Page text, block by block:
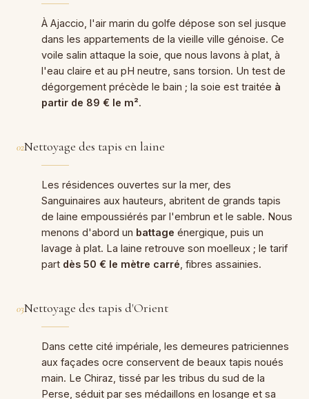
À Ajaccio, l'air marin du golfe dépose son sel jusque
dans les appartements de la vieille ville génoise. Ce
voile salin attaque la soie, que nous lavons à plat, à
l'eau claire et au pH neutre, sans torsion. Un test de
dégorgement précède le bain ; la soie est traitée à
partir de 89 € le m².
02Nettoyage des tapis en laine
Les résidences ouvertes sur la mer, des
Sanguinaires aux hauteurs, abritent de grands tapis
de laine empoussiérés par l'embrun et le sable. Nous
menons d'abord un battage énergique, puis un
lavage à plat. La laine retrouve son moelleux ; le tarif
part dès 50 € le mètre carré , fibres assainies.
03Nettoyage des tapis d'Orient
Dans cette cité impériale, les demeures patriciennes
aux façades ocre conservent de beaux tapis noués
main. Le Chiraz, tissé par les tribus du sud de la
Perse, séduit par ses médaillons en losange et sa